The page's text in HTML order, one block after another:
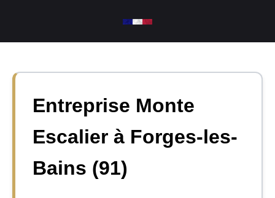
contenu
Entreprise Monte
Escalier à Forges-les-
Bains (91)